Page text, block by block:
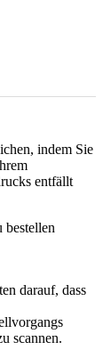
indem Sie
entfällt
bestellen
darauf, dass
scannen.